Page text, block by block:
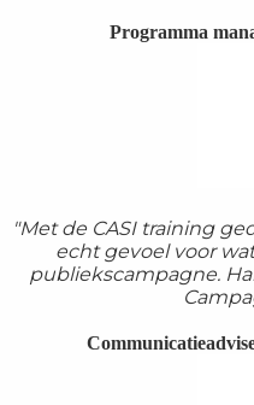
Programma
"Met de CASI training
echt gevoel voor
publiekscampagne.